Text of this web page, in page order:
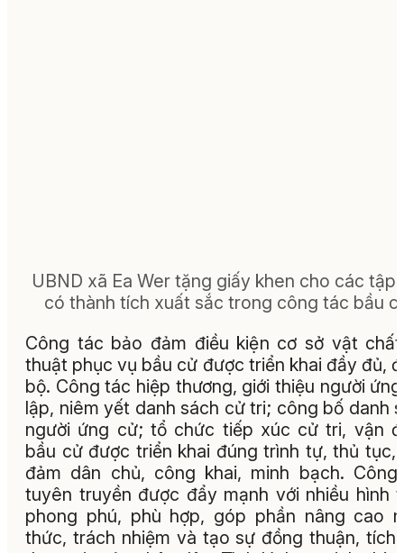
UBND xã Ea Wer tặng giấy khen cho các tập
có thành tích xuất sắc trong công tác bầu
Công tác bảo đảm điều kiện cơ sở vật
thuật phục vụ bầu cử được triển khai đầy đủ,
bộ. Công tác hiệp thương, giới thiệu người
lập, niêm yết danh sách cử tri; công bố danh
người ứng cử; tổ chức tiếp xúc cử tri, vận
bầu cử được triển khai đúng trình tự, thủ tục,
đảm dân chủ, công khai, minh bạch.
tuyên truyền được đẩy mạnh với nhiều hình
phong phú, phù hợp, góp phần nâng cao
thức, trách nhiệm và tạo sự đồng thuận, tích